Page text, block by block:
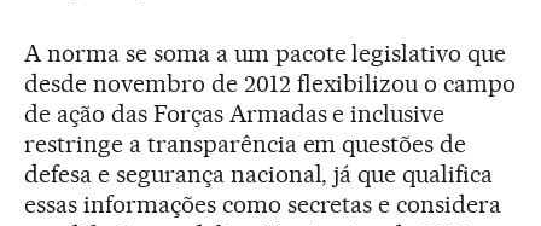
A norma se soma a um pacote legislativo que
desde novembro de 2012 flexibilizou o campo
de ação das Forças Armadas e inclusive
restringe a transparência em questões de
defesa e segurança nacional, já que qualifica
essas informações como secretas e considera